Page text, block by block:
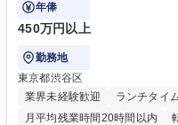
年俸
450万円以上
勤務地
東京都渋谷区
業界未経験歓迎
ランチタイ
月平均残業時間20時間以内